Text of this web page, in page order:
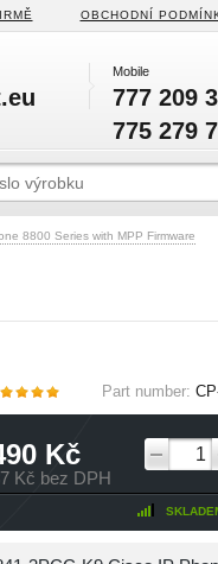
OBCHODNÍ
Mobile
777 209
775 279
8800 Series with MPP Firmware
Part number:
Kč
Kč bez DPH